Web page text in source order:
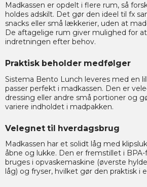
Madkassen er opdelt i flere rum, så
holdes adskilt. Det gør den ideel til fx
snacks eller små lækkerier, uden at
De aftagelige rum giver mulighed for
indretningen efter behov.
Praktisk beholder medfølger
Sistema Bento Lunch leveres med en
passer perfekt i madkassen. Den er
dressing eller andre små portioner og
variere indholdet i madpakken.
Velegnet til hverdagsbrug
Madkassen har et solidt låg med
åbne og lukke. Den er fremstillet i
bruges i opvaskemaskine (øverste
låg) og fryser, hvilket gør den praktisk i